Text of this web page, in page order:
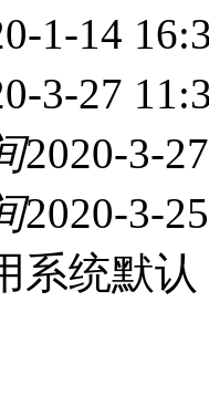
1-14
3-27
2020-3-
2020-3-
系统默认